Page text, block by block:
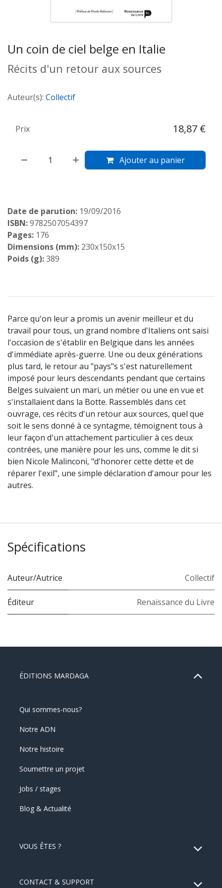
Un coin de ciel belge en Italie
Récits d'un retour aux sources
Auteur(s): Collectif
Ajouter au panier
Prix 18,87 €
Date de parution: 19/09/2016
ISBN:9782507054397
Pages: 176
Dimensions (mm): 230x150x15
Poids (g):389
Parce qu'on leur a promis un avenir meilleur et du
travail pour tous, un grand nombre d'Italiens ont saisi
l'occasion de s'établir en Belgique dans les années
d'immédiate après-guerre. Une ou deux générations
plus tard, le retour au "pays"s s'est naturellement
imposé pour leurs descendants pendant que certains
Belges suivaient un mari, un métier ou une en vue et
s'installaient dans la Botte. Rassemblés dans cet
ouvrage, ces récits d'un retour aux sources, quel que
soit le sens donné à ce syntagme, témoignent tous à
leur façon d'un attachement particulier à ces deux
contrées, une manière pour les uns, comme le dit si
bien Nicole Malinconi, "d'honorer cette dette et de
réparer l'exil", une simple déclaration d'amour pour les
autres.
Spécifications
Auteur/Autrice Collectif
Éditeur Renaissance du Livre
ÉDITIONS MARDAGA
Qui sommes-nous?
Notre ADN
Notre histoire
Soumettre un projet
Jobs / stages
Blog & Actualité
VOUS ÊTES ?
CONTACT & SUPPORT